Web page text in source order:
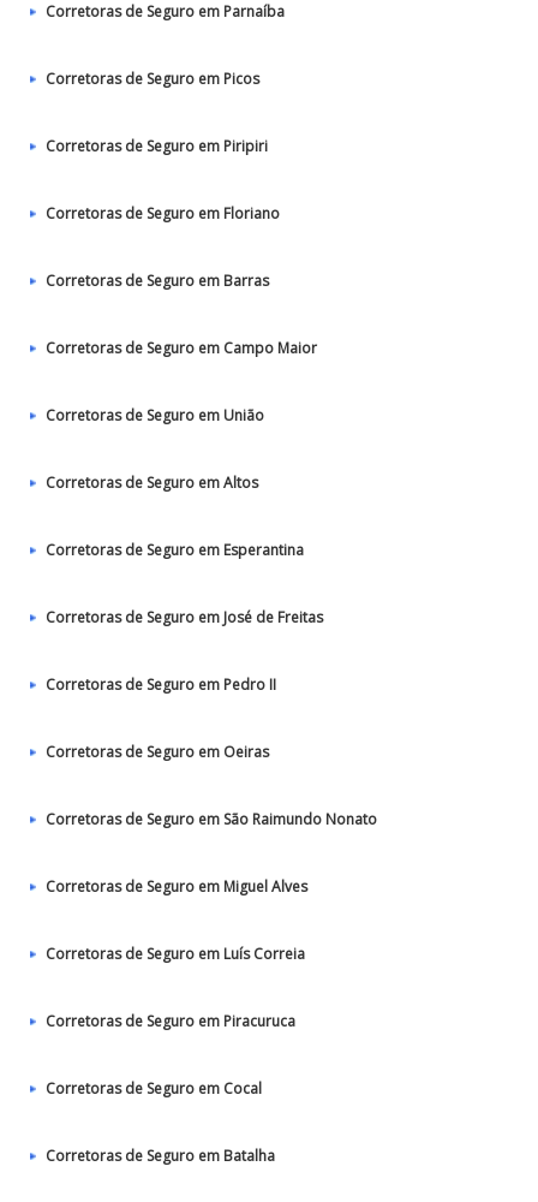
Corretoras de Seguro em Parnaíba
Corretoras de Seguro em Picos
Corretoras de Seguro em Piripiri
Corretoras de Seguro em Floriano
Corretoras de Seguro em Barras
Corretoras de Seguro em Campo Maior
Corretoras de Seguro em União
Corretoras de Seguro em Altos
Corretoras de Seguro em Esperantina
Corretoras de Seguro em José de Freitas
Corretoras de Seguro em Pedro II
Corretoras de Seguro em Oeiras
Corretoras de Seguro em São Raimundo Nonato
Corretoras de Seguro em Miguel Alves
Corretoras de Seguro em Luís Correia
Corretoras de Seguro em Piracuruca
Corretoras de Seguro em Cocal
Corretoras de Seguro em Batalha